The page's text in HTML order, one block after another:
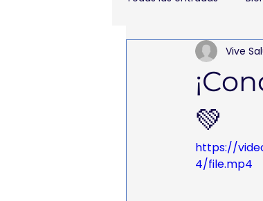
💚
Vive
https://
4/file.mp4